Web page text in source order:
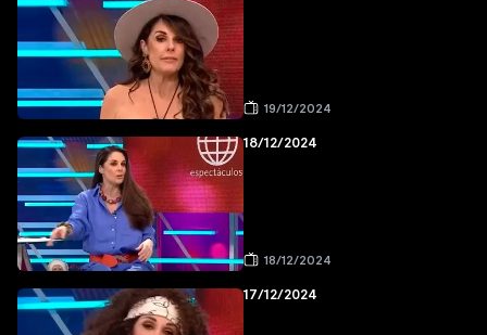
19/12/2024
18/12/2024
18/12/2024
17/12/2024